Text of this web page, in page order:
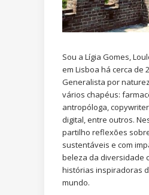
Sou a Lígia Gomes,
em Lisboa há cerca de
Generalista por
vários chapéus:
antropóloga,
digital, entre outros.
partilho reflexões
sustentáveis e com
beleza da diversidade
histórias inspiradoras
mundo.